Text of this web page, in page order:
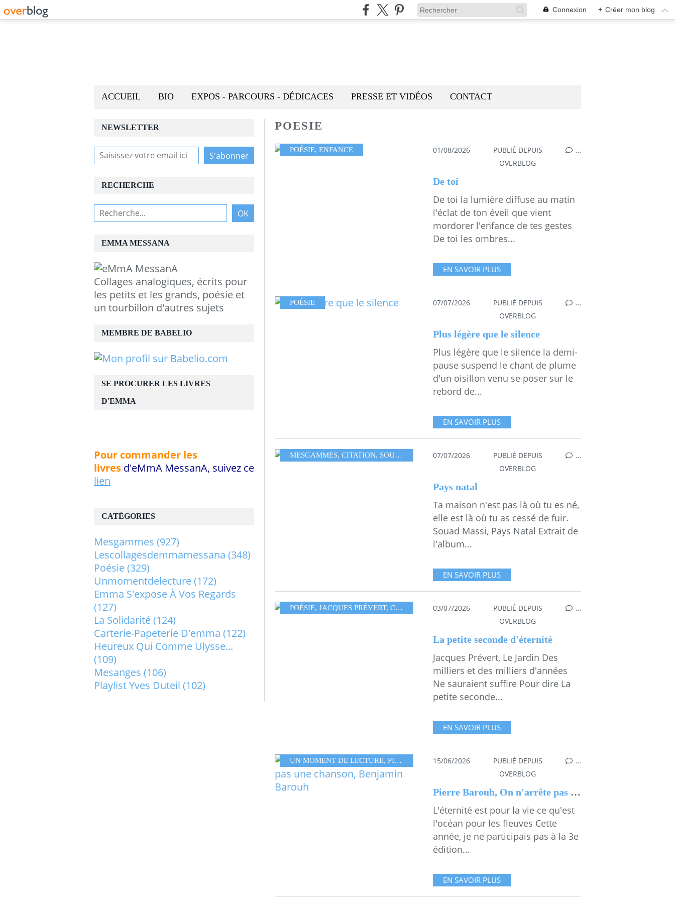
Connexion + Créer mon blog
ACCUEIL BIO EXPOS - PARCOURS - DÉDICACES PRESSE ET VIDÉOS CONTACT
POESIE
POÉSIE, ENFANCE 01/08/2026
PUBLIÉ DEPUIS
OVERBLOG
…
De toi
De toi la lumière diffuse au matin
l'éclat de ton éveil que vient
mordorer l'enfance de tes gestes
De toi les ombres...
EN SAVOIR PLUS
POÉSIE 07/07/2026
PUBLIÉ DEPUIS
OVERBLOG
…
Plus légère que le silence
Plus légère que le silence la demi-
pause suspend le chant de plume
d'un oisillon venu se poser sur le
rebord de...
EN SAVOIR PLUS
MESGAMMES, CITATION, SOUAD MASSI ,EXIL,POÉSIE
07/07/2026
PUBLIÉ DEPUIS
OVERBLOG
…
Pays natal
Ta maison n'est pas là où tu es né,
elle est là où tu as cessé de fuir.
Souad Massi, Pays Natal Extrait de
l'album...
EN SAVOIR PLUS
POÉSIE, JACQUES PRÉVERT, CARTES COLLAGES ANALOGIQUES ,CARTERIE-PAPETERIE D'EMMA
03/07/2026
PUBLIÉ DEPUIS
OVERBLOG
…
La petite seconde d'éternité
Jacques Prévert, Le Jardin Des
milliers et des milliers d'années
Ne sauraient suffire Pour dire La
petite seconde...
EN SAVOIR PLUS
UN MOMENT DE LECTURE, PIERRE BAROUH ,BENJAMIN BAROUH,FESTIVAL DU LIVRE ET DES ARTS DE
15/06/2026
PUBLIÉ DEPUIS
OVERBLOG
…
Pierre Barouh, On n'arrête pas une chanson, Benjamin Barouh
L'éternité est pour la vie ce qu'est
l'océan pour les fleuves Cette
année, je ne participais pas à la 3e
édition...
EN SAVOIR PLUS
NEWSLETTER
RECHERCHE
EMMA MESSANA
Collages analogiques, écrits pour
les petits et les grands, poésie et
un tourbillon d'autres sujets
CATÉGORIES
Mesgammes (927)
Lescollagesdemmamessana (348)
Poésie(329)
Unmomentdelecture(172)
Emma S'expose À Vos Regards
(127)
La Solidarité(124)
Carterie-Papeterie D'emma (122)
Heureux Qui Comme Ulysse...
(109)
Mesanges (106)
Playlist Yves Duteil (102)
MEMBRE DE BABELIO
SE PROCURER LES LIVRES
D'EMMA
Pour commander les
livres d'eMmA MessanA, suivez ce
lien